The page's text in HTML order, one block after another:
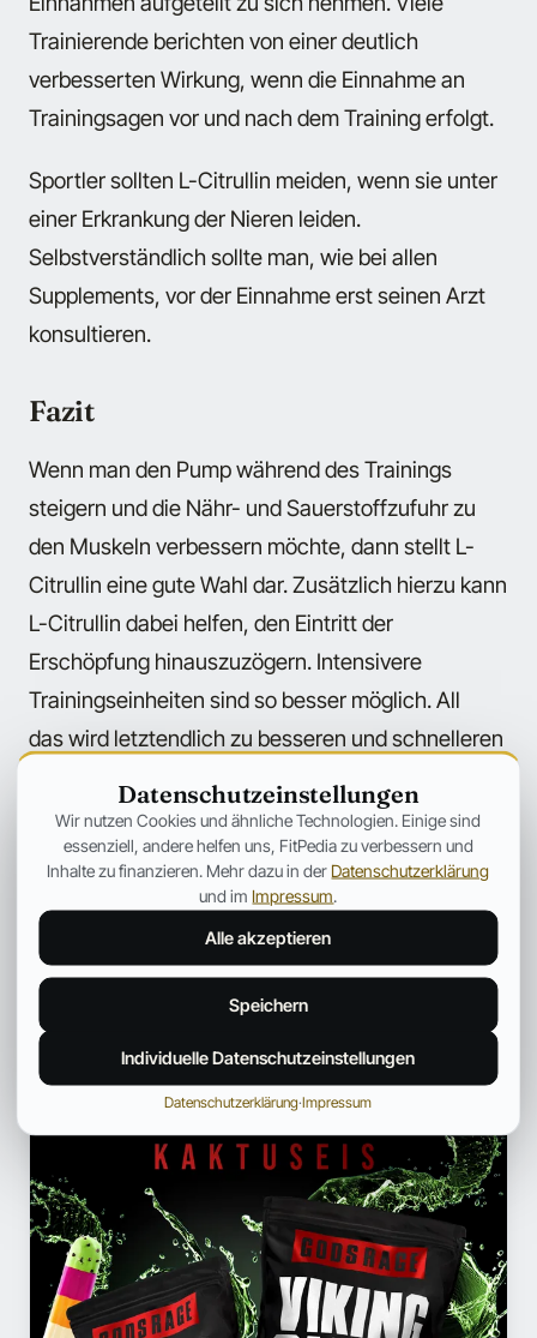
Trainierende berichten von einer deutlich
verbesserten Wirkung, wenn die Einnahme an
Trainingsagen vor und nach dem Training erfolgt.
Sportler sollten L-Citrullin meiden, wenn sie unter
einer Erkrankung der Nieren leiden.
Selbstverständlich sollte man, wie bei allen
Supplements, vor der Einnahme erst seinen Arzt
konsultieren.
Fazit
Wenn man den Pump während des Trainings
steigern und die Nähr- und Sauerstoffzufuhr zu
den Muskeln verbessern möchte, dann stellt L-
Citrullin eine gute Wahl dar. Zusätzlich hierzu kann
L-Citrullin dabei helfen, den Eintritt der
Erschöpfung hinauszuzögern. Intensivere
Trainingseinheiten sind so besser möglich. All
das wird letztendlich zu besseren und schnelleren
Muskelmasse führen.
Datenschutzeinstellungen
Wir nutzen Cookies und ähnliche Technologien. Einige sind
essenziell, andere helfen uns, FitPedia zu verbessern und
Inhalte zu finanzieren. Mehr dazu in der Datenschutzerklärung
und im Impressum
Alle akzeptieren
Speichern
Individuelle Datenschutzeinstellungen
Datenschutzerklärung·Impressum